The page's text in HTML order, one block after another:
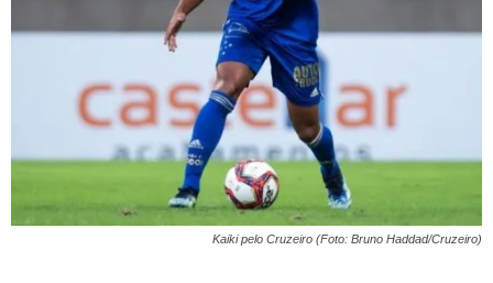
Kaiki pelo Cruzeiro (Foto: Bruno Haddad/Cruzeiro)